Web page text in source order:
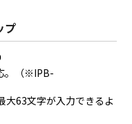
プ
。（※IPB-
大63文字が入力できるよ